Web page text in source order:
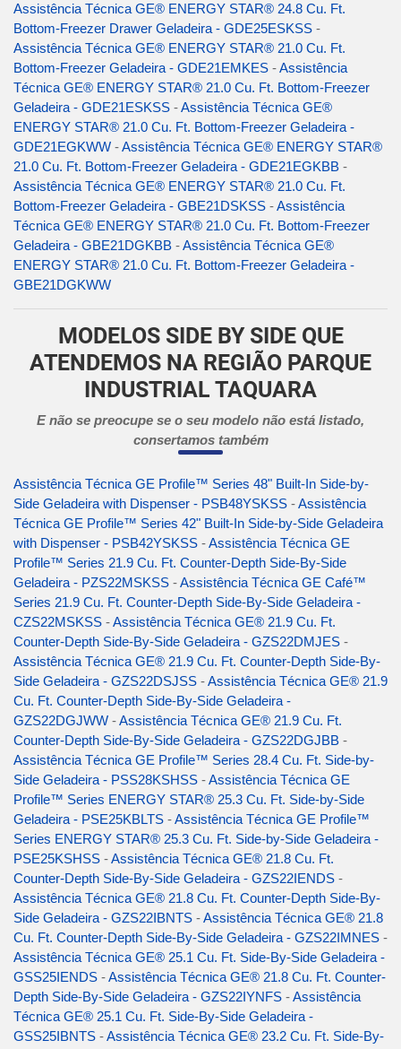
Assistência Técnica GE® ENERGY STAR® 24.8 Cu. Ft.
Bottom-Freezer Drawer Geladeira - GDE25ESKSS -
Assistência Técnica GE® ENERGY STAR® 21.0 Cu. Ft.
Bottom-Freezer Geladeira - GDE21EMKES -Assistência
Técnica GE® ENERGY STAR® 21.0 Cu. Ft. Bottom-Freezer
Geladeira - GDE21ESKSS -Assistência Técnica GE®
ENERGY STAR® 21.0 Cu. Ft. Bottom-Freezer Geladeira -
GDE21EGKWW -Assistência Técnica GE® ENERGY STAR®
21.0 Cu. Ft. Bottom-Freezer Geladeira - GDE21EGKBB -
Assistência Técnica GE® ENERGY STAR® 21.0 Cu. Ft.
Bottom-Freezer Geladeira - GBE21DSKSS -Assistência
Técnica GE® ENERGY STAR® 21.0 Cu. Ft. Bottom-Freezer
Geladeira - GBE21DGKBB -Assistência Técnica GE®
ENERGY STAR® 21.0 Cu. Ft. Bottom-Freezer Geladeira -
GBE21DGKWW
MODELOS SIDE BY SIDE QUE
ATENDEMOS NA REGIÃO PARQUE
INDUSTRIAL TAQUARA
E não se preocupe se o seu modelo não está listado,
consertamos também
Assistência Técnica GE Profile™ Series 48" Built-In Side-by-
Side Geladeira with Dispenser - PSB48YSKSS -Assistência
Técnica GE Profile™ Series 42" Built-In Side-by-Side Geladeira
with Dispenser - PSB42YSKSS -Assistência Técnica GE
Profile™ Series 21.9 Cu. Ft. Counter-Depth Side-By-Side
Geladeira - PZS22MSKSS -Assistência Técnica GE Café™
Series 21.9 Cu. Ft. Counter-Depth Side-By-Side Geladeira -
CZS22MSKSS -Assistência Técnica GE® 21.9 Cu. Ft.
Counter-Depth Side-By-Side Geladeira - GZS22DMJES -
Assistência Técnica GE® 21.9 Cu. Ft. Counter-Depth Side-By-
Side Geladeira - GZS22DSJSS -Assistência Técnica GE® 21.9
Cu. Ft. Counter-Depth Side-By-Side Geladeira -
GZS22DGJWW -Assistência Técnica GE® 21.9 Cu. Ft.
Counter-Depth Side-By-Side Geladeira - GZS22DGJBB -
Assistência Técnica GE Profile™ Series 28.4 Cu. Ft. Side-by-
Side Geladeira - PSS28KSHSS -Assistência Técnica GE
Profile™ Series ENERGY STAR® 25.3 Cu. Ft. Side-by-Side
Geladeira - PSE25KBLTS -Assistência Técnica GE Profile™
Series ENERGY STAR® 25.3 Cu. Ft. Side-by-Side Geladeira -
PSE25KSHSS -Assistência Técnica GE® 21.8 Cu. Ft.
Counter-Depth Side-By-Side Geladeira - GZS22IENDS -
Assistência Técnica GE® 21.8 Cu. Ft. Counter-Depth Side-By-
Side Geladeira - GZS22IBNTS -Assistência Técnica GE® 21.8
Cu. Ft. Counter-Depth Side-By-Side Geladeira - GZS22IMNES -
Assistência Técnica GE® 25.1 Cu. Ft. Side-By-Side Geladeira -
GSS25IENDS -Assistência Técnica GE® 21.8 Cu. Ft. Counter-
Depth Side-By-Side Geladeira - GZS22IYNFS -Assistência
Técnica GE® 25.1 Cu. Ft. Side-By-Side Geladeira -
GSS25IBNTS -Assistência Técnica GE® 23.2 Cu. Ft. Side-By-